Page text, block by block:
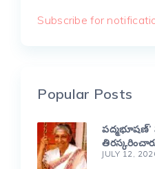
Subscribe for
Popular Posts
పద్మభూషణ్’
JULY 12,